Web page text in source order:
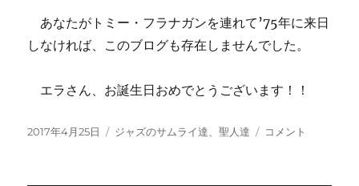
あなたがトミー・フラナガンを連れて’75年に来日
しなければ、このブログも存在しませんでした。
エラさん、お誕生日おめでとうございます！！
投
2017年4月25日
カ
ジャズのサムライ達、聖人達
エ
コメント